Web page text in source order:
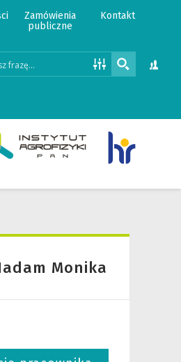
Zamówienia
publiczne
Kontakt
Monika